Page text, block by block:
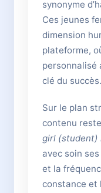
synonyme
Ces jeunes
dimension
plateforme,
personnalisé
clé du succès.
Sur le plan
contenu
girl (student)
avec soin
et la
constance et